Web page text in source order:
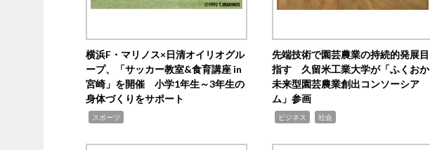
横浜F・マリノス×日清オイリオグル
ープ、「サッカー教室&食育講座 in
宮崎」を開催 小学1年生～3年生の
身体づくりをサポート
スポーツ
先端技術で園芸農業の持続的発展目
指す 久留米工業大学が「ふくおか
未来型園芸農業創出コンソーシア
ム」参画
ビジネス 社会